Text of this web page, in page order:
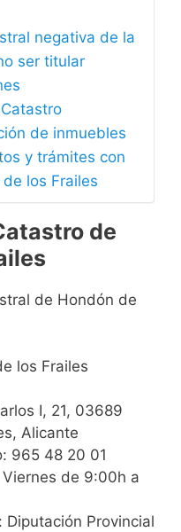
negativa de la
ser titular
de inmuebles
y trámites con
los Frailes
de
de Hondón de
los Frailes
I, 21, 03689
Alicante
965 48 20 01
de 9:00h a
Provincial